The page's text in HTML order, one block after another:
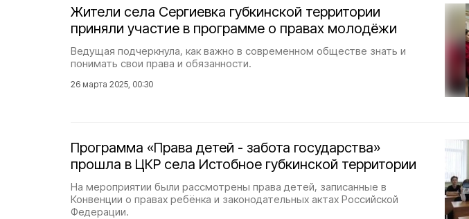
Жители села Сергиевка губкинской территории
приняли участие в программе о правах молодёжи
Ведущая подчеркнула, как важно в современном обществе знать и
понимать свои права и обязанности.
26 марта 2025, 00:30
Программа «Права детей - забота государства»
прошла в ЦКР села Истобное губкинской территории
На мероприятии были рассмотрены права детей, записанные в
Конвенции о правах ребёнка и законодательных актах Российской
Федерации.